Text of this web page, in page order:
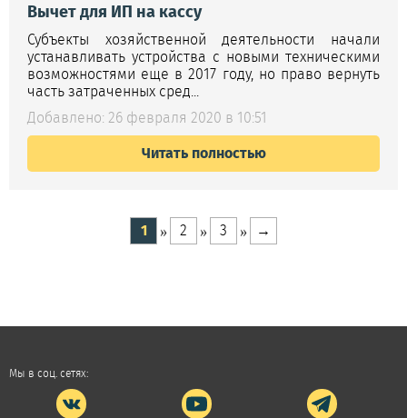
Вычет для ИП на кассу
Субъекты хозяйственной деятельности начали
устанавливать устройства с новыми техническими
возможностями еще в 2017 году, но право вернуть
часть затраченных сред...
Добавлено: 26 февраля 2020 в 10:51
Читать полностью
1 2 3 →
Мы в соц. сетях: